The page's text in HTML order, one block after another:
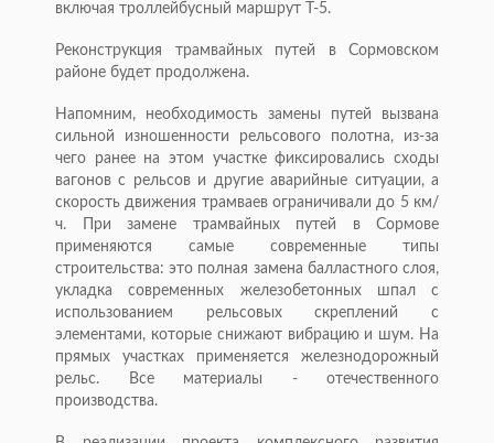
включая троллейбусный маршрут Т-5.
Реконструкция трамвайных путей в Сормовском
районе будет продолжена.
Напомним, необходимость замены путей вызвана
сильной изношенности рельсового полотна, из-за
чего ранее на этом участке фиксировались сходы
вагонов с рельсов и другие аварийные ситуации, а
скорость движения трамваев ограничивали до 5 км/
ч. При замене трамвайных путей в Сормове
применяются самые современные типы
строительства: это полная замена балластного слоя,
укладка современных железобетонных шпал с
использованием рельсовых скреплений с
элементами, которые снижают вибрацию и шум. На
прямых участках применяется железнодорожный
рельс. Все материалы - отечественного
производства.